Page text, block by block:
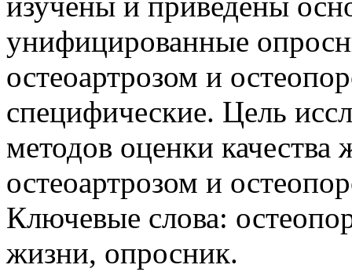
унифицированные
остеоартрозом и
специфические. Цель
методов оценки
остеоартрозом и
Ключевые слова:
жизни, опросник.